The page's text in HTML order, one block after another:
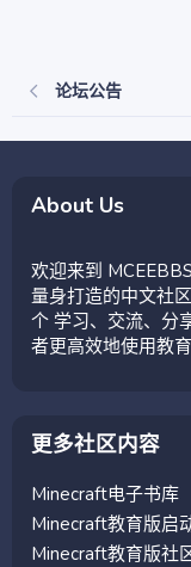
论坛公告
About Us
欢迎来到
量身打造的中文社
个 学习、交流、分
者更高效地使用教
更多社区内容
Minecraft电子书库
Minecraft教育版启
Minecraft教育版社